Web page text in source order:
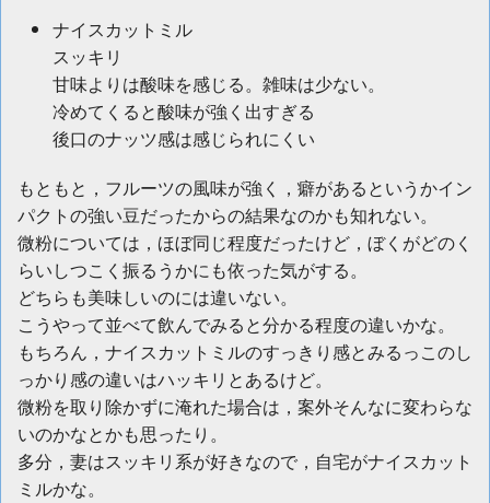
ナイスカットミル
スッキリ
甘味よりは酸味を感じる。雑味は少ない。
冷めてくると酸味が強く出すぎる
後口のナッツ感は感じられにくい
もともと，フルーツの風味が強く，癖があるというかイン
パクトの強い豆だったからの結果なのかも知れない。
微粉については，ほぼ同じ程度だったけど，ぼくがどのく
らいしつこく振るうかにも依った気がする。
どちらも美味しいのには違いない。
こうやって並べて飲んでみると分かる程度の違いかな。
もちろん，ナイスカットミルのすっきり感とみるっこのし
っかり感の違いはハッキリとあるけど。
微粉を取り除かずに淹れた場合は，案外そんなに変わらな
いのかなとかも思ったり。
多分，妻はスッキリ系が好きなので，自宅がナイスカット
ミルかな。